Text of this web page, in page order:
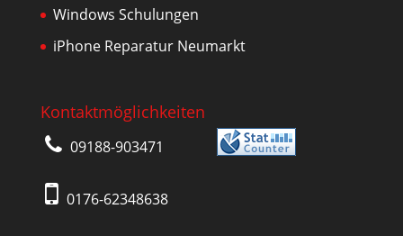
Windows Schulungen
iPhone Reparatur Neumarkt
Kontaktmöglichkeiten
09188-903471
0176-62348638